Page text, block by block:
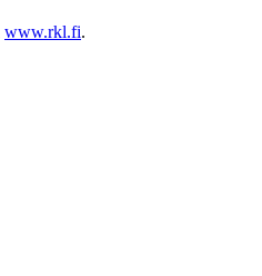
www.rkl.fi.